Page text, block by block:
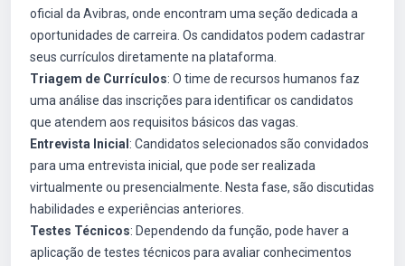
oficial da Avibras, onde encontram uma seção dedicada a
oportunidades de carreira. Os candidatos podem cadastrar
seus currículos diretamente na plataforma.
Triagem de Currículos: O time de recursos humanos faz
uma análise das inscrições para identificar os candidatos
que atendem aos requisitos básicos das vagas.
Entrevista Inicial : Candidatos selecionados são convidados
para uma entrevista inicial, que pode ser realizada
virtualmente ou presencialmente. Nesta fase, são discutidas
habilidades e experiências anteriores.
Testes Técnicos: Dependendo da função, pode haver a
aplicação de testes técnicos para avaliar conhecimentos